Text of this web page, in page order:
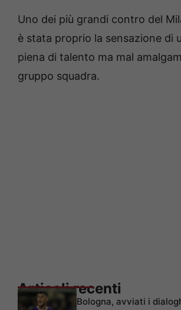
Uno dei più grandi contro del
è stata proprio la sensazione di
piena di talento ma mal
gruppo squadra.
Articoli recenti
Bologna, avviati i